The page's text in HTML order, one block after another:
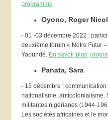
programme
Oyono, Roger
- 01 -03 décembre 2022 :
deuxième forum « Notre Futur
Yaoundé. En savoir plus,
Panata, Sara
- 15 décembre :
nationalisme, anticolonialisme.
militantes nigérianes (1944-
Les sociétés africaines et le